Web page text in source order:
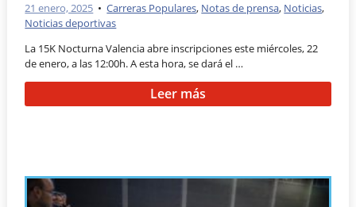
21 enero, 2025 •Carreras Populares, Notas de prensa, Noticias,
Noticias deportivas
La 15K Nocturna Valencia abre inscripciones este miércoles, 22
de enero, a las 12:00h. A esta hora, se dará el …
Leer más